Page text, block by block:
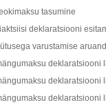
tasumine
deklaratsiooni
varustamise
deklaratsiooni
deklaratsiooni
deklaratsiooni